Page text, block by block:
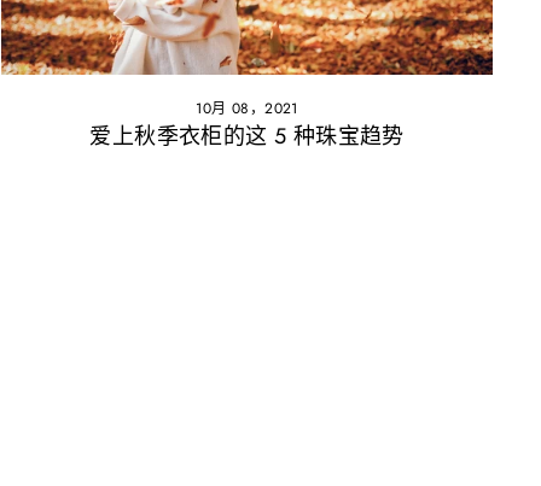
10月 08，2021
爱上秋季衣柜的这 5 种珠宝趋势